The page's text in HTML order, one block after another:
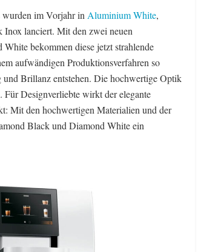
im Vorjahr in Aluminium White,
lanciert. Mit den zwei neuen
bekommen diese jetzt strahlende
aufwändigen Produktionsverfahren so
und Brillanz entstehen. Die hochwertige Optik
Für Designverliebte wirkt der elegante
Mit den hochwertigen Materialien und der
Black und Diamond White ein